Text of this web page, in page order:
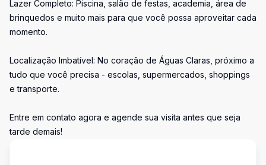
Lazer Completo: Piscina, salão de festas, academia, área de
brinquedos e muito mais para que você possa aproveitar cada
momento.
Localização Imbatível: No coração de Águas Claras, próximo a
tudo que você precisa - escolas, supermercados, shoppings
e transporte.
Entre em contato agora e agende sua visita antes que seja
tarde demais!